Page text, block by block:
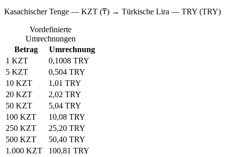
Kasachischer Tenge — KZT (₸) → Türkische Lira — TRY (TRY)
Vordefinierte
Umrechnungen
Betrag
Umrechnung
1 KZT
0,1008 TRY
5 KZT
0,504 TRY
10 KZT
1,01 TRY
20 KZT
2,02 TRY
50 KZT
5,04 TRY
100 KZT
10,08 TRY
250 KZT
25,20 TRY
500 KZT
50,40 TRY
1.000 KZT
100,81 TRY